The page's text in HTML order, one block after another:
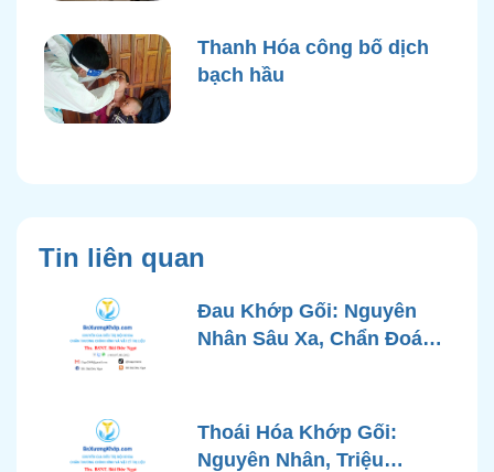
Thanh Hóa công bố dịch
bạch hầu
Tin liên quan
Đau Khớp Gối: Nguyên
Nhân Sâu Xa, Chẩn Đoán
Góc Nhìn Bác Sĩ Xương
Khớp
Thoái Hóa Khớp Gối:
Nguyên Nhân, Triệu